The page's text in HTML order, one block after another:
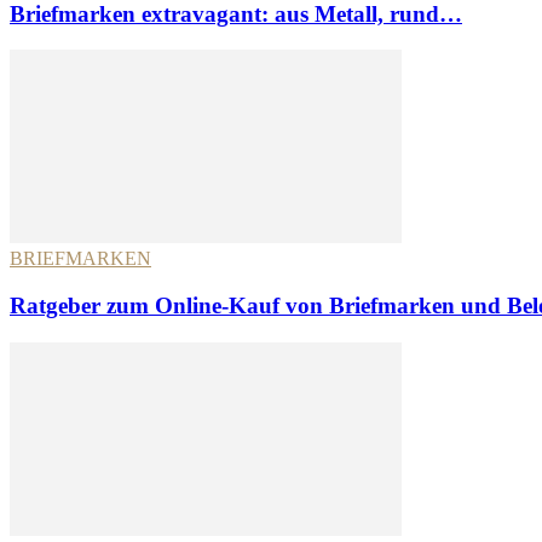
Briefmarken extravagant: aus Metall, rund…
BRIEFMARKEN
Ratgeber zum Online-Kauf von Briefmarken und